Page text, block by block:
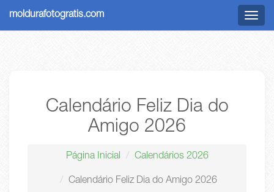
Menu
moldurafotogratis.com
Calendário Feliz Dia do
Amigo 2026
Página Inicial Calendários 2026
Calendário Feliz Dia do Amigo 2026